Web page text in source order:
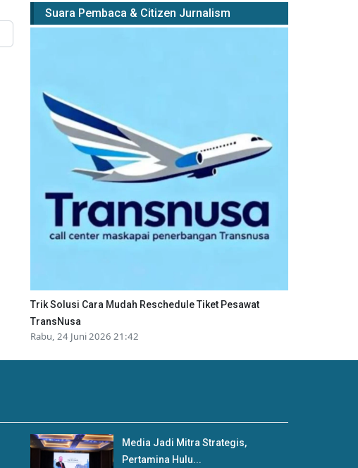
Suara Pembaca & Citizen Jurnalism
Trik Solusi Cara Mudah Reschedule Tiket Pesawat
TransNusa
Rabu, 24 Juni 2026 21:42
Media Jadi Mitra Strategis,
Pertamina Hulu...